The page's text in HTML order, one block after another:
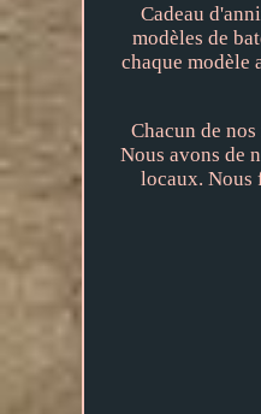
Cadeau
modèles de
chaque modèle
Chacun de
Nous avons de
locaux. Nous